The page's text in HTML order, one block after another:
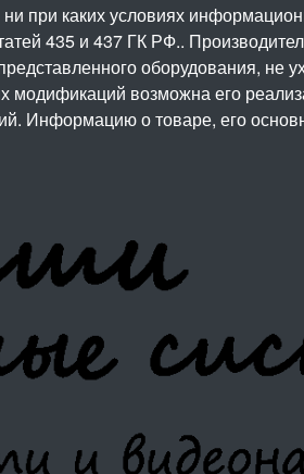
при каких условиях
435 и 437 ГК РФ..
оборудования, не
модификаций возможна его
Информацию о товаре, его